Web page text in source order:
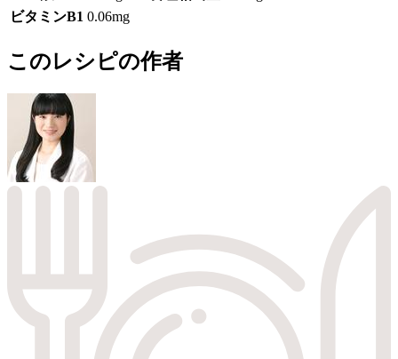
ビタミンB1 0.06mg
このレシピの作者